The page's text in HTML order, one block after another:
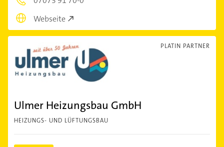
Webseite
PLATIN PARTNER
Ulmer Heizungsbau GmbH
HEIZUNGS- UND LÜFTUNGSBAU